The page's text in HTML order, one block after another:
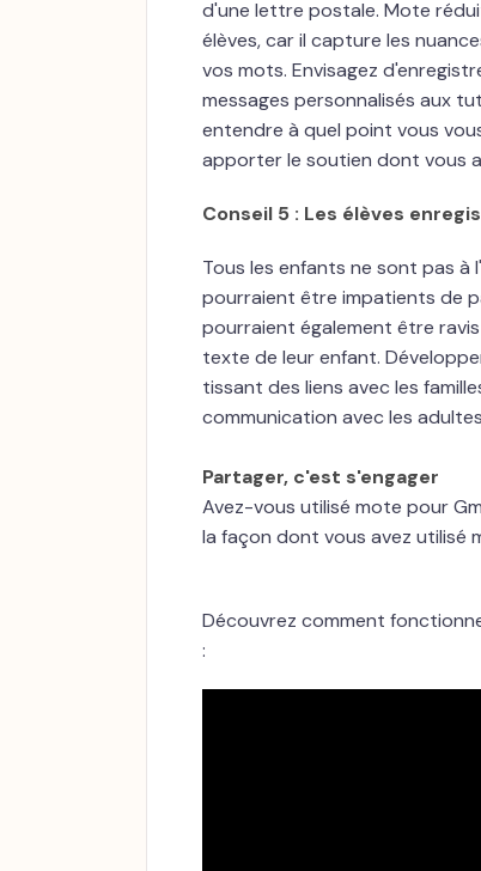
d'une lettre postale. Mote
élèves, car il capture les
vos mots. Envisagez
messages personnalisés aux
entendre à quel point vous
apporter le soutien dont vous
Conseil 5 : Les élèves
Tous les enfants ne sont pas à
pourraient être impatients de
pourraient également être
texte de leur enfant.
tissant des liens avec les
communication avec les
Partager, c'est s'engager
Avez-vous utilisé mote pour
la façon dont vous avez utilisé
Découvrez comment
: